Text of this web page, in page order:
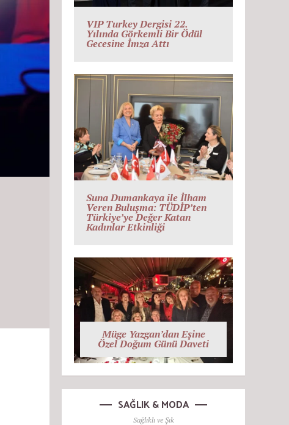
VIP Turkey Dergisi 22.
Yılında Görkemli Bir Ödül
Gecesine İmza Attı
Suna Dumankaya ile İlham
Veren Buluşma: TÜDİP’ten
Türkiye’ye Değer Katan
Kadınlar Etkinliği
Müge Yazgan’dan Eşine
Özel Doğum Günü Daveti
SAĞLIK & MODA
Sağlıklı ve Şık